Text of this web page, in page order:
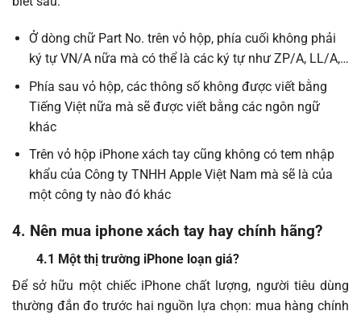
Ở dòng chữ Part No. trên vỏ hộp, phía cuối không phải
ký tự VN/A nữa mà có thể là các ký tự như ZP/A, LL/A,…
Phía sau vỏ hộp, các thông số không được viết bằng
Tiếng Việt nữa mà sẽ được viết bằng các ngôn ngữ
khác
Trên vỏ hộp iPhone xách tay cũng không có tem nhập
khẩu của Công ty TNHH Apple Việt Nam mà sẽ là của
một công ty nào đó khác
4. Nên mua iphone xách tay hay chính hãng?
4.1 Một thị trường iPhone loạn giá?
Để sở hữu một chiếc iPhone chất lượng, người tiêu dùng
thường đắn đo trước hai nguồn lựa chọn: mua hàng chính